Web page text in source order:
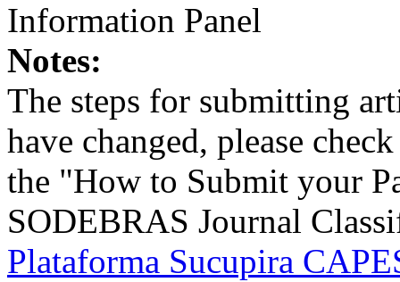
Information Panel
Notes:
The steps for submitting
have changed, please
the "How to Submit your
SODEBRAS Journal
Plataforma Sucupira